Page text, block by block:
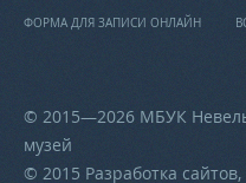
ФОРМА ДЛЯ ЗАПИСИ ОНЛАЙН
© 2015—2026 МБУК
музей
© 2015 Разработка сайтов,